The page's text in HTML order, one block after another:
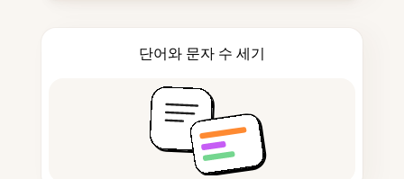
단어와 문자 수 세기